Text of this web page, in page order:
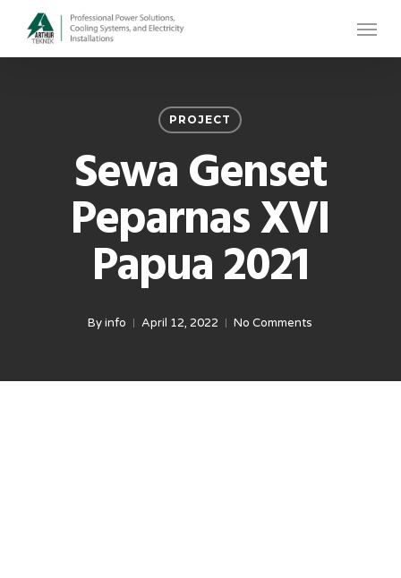
Menu
PROJECT
Sewa Genset
Peparnas XVI
Papua 2021
By info April 12, 2022 No Comments